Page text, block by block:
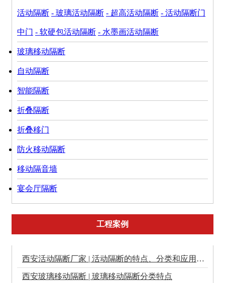
活动隔断 - 玻璃活动隔断 - 超高活动隔断 - 活动隔断门
中门 - 软硬包活动隔断 - 水墨画活动隔断
玻璃移动隔断
自动隔断
智能隔断
折叠隔断
折叠移门
防火移动隔断
移动隔音墙
宴会厅隔断
工程案例
西安活动隔断厂家 | 活动隔断的特点、分类和应用场景
西安玻璃移动隔断 | 玻璃移动隔断分类特点